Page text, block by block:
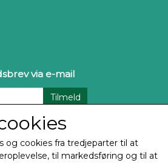
via e-mail
Tilmeld
og cookies fra tredjeparter til at
til markedsføring og til at